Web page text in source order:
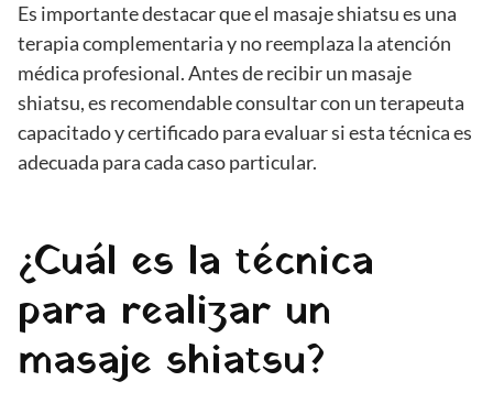
Es importante destacar que el masaje shiatsu es una
terapia complementaria y no reemplaza la atención
médica profesional. Antes de recibir un masaje
shiatsu, es recomendable consultar con un terapeuta
capacitado y certificado para evaluar si esta técnica es
adecuada para cada caso particular.
¿Cuál es la técnica
para realizar un
masaje shiatsu?